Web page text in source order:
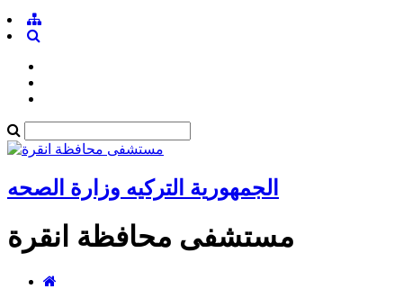
الجمهورية التركيه وزارة الصحه
مستشفى محافظة انقرة